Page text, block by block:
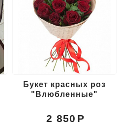
Букет красных роз
"Влюбленные"
2 850